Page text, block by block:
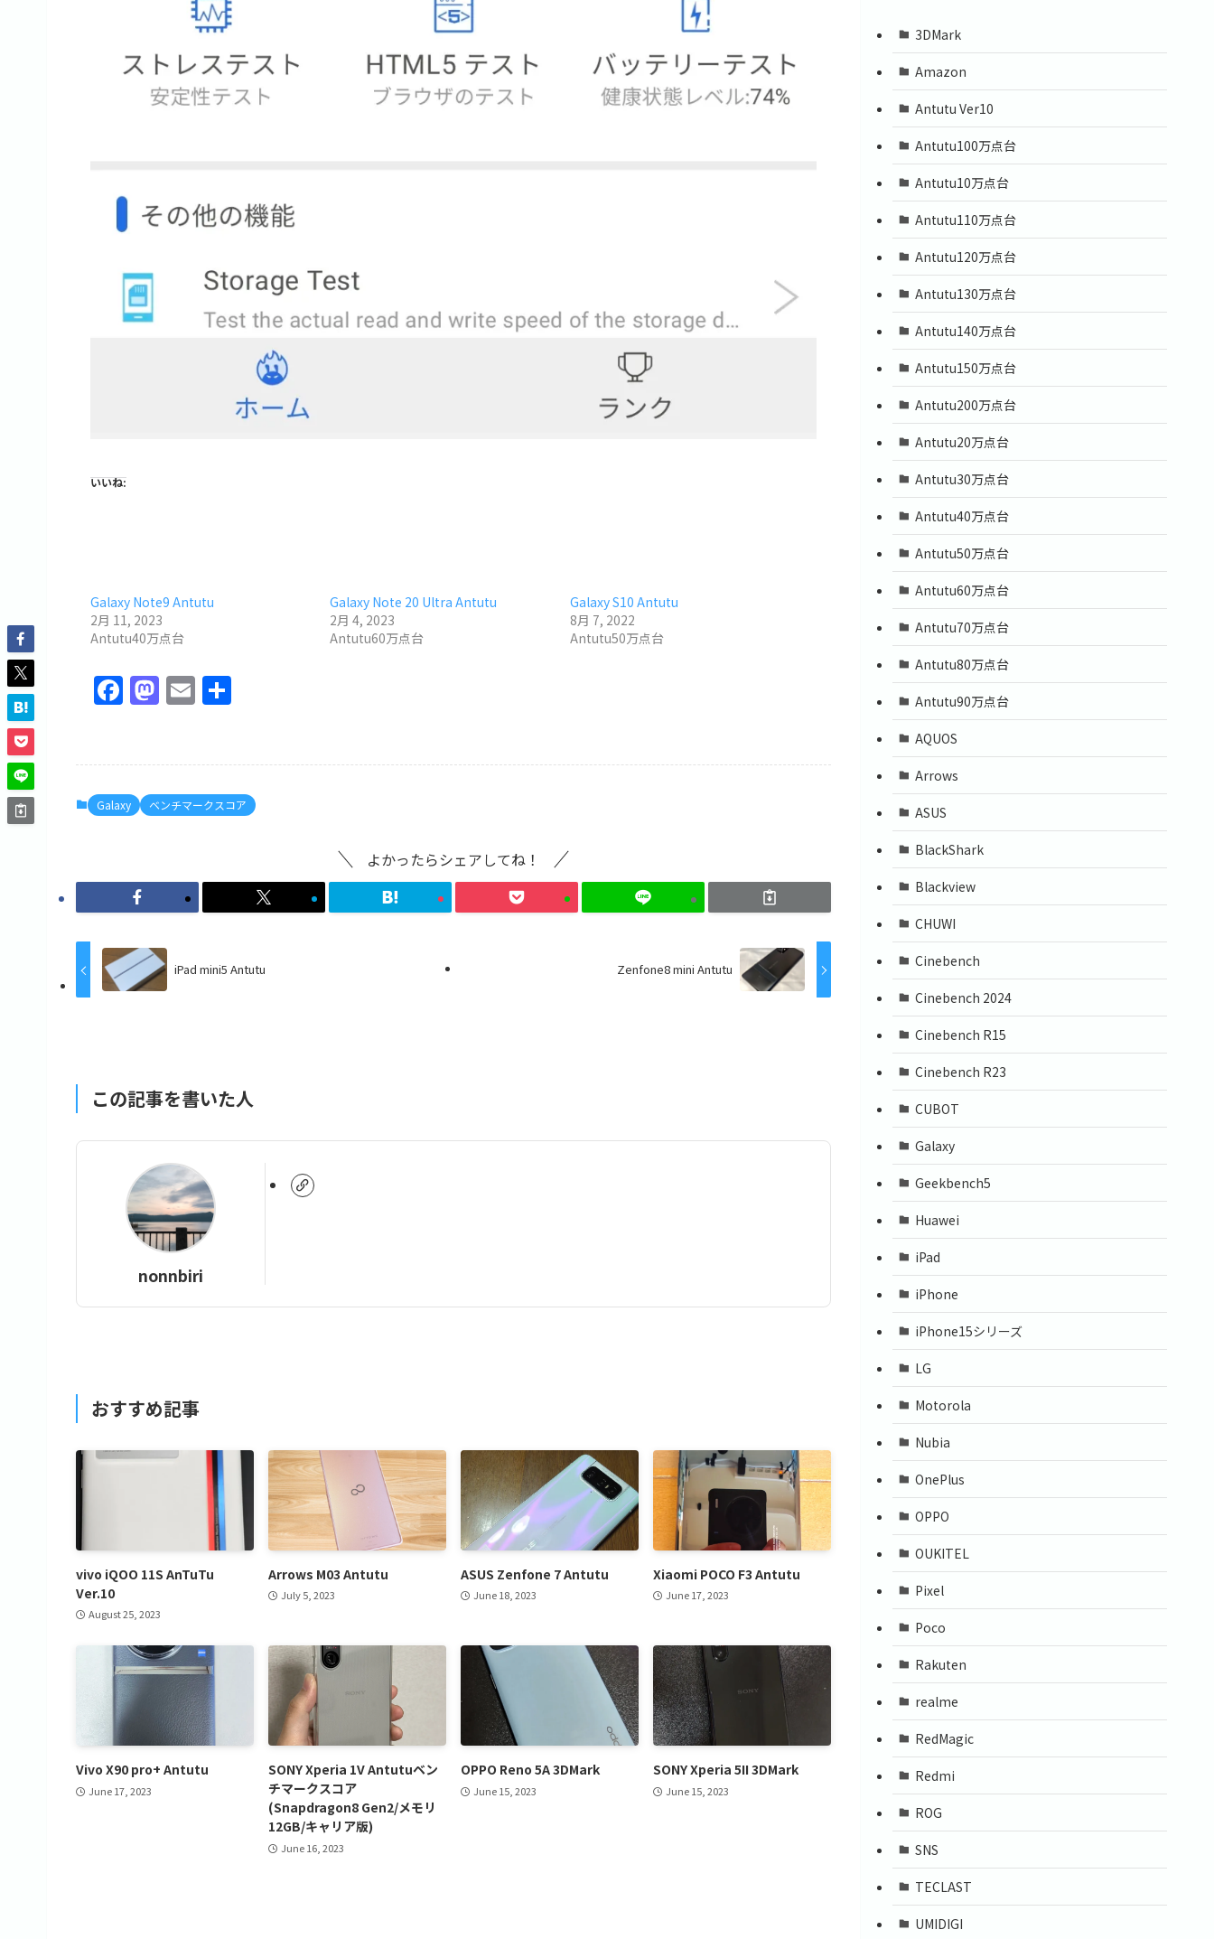
いいね:
Galaxy Note9 Antutu
2月 11, 2023
Antutu40万点台
Galaxy Note 20 Ultra Antutu
2月 4, 2023
Antutu60万点台
Galaxy S10 Antutu
8月 7, 2022
Antutu50万点台
F
a
e
b
k
M
a
o
d
E
m
l
Galaxy ベンチマークスコア
よかったらシェアしてね！
iPad mini5 Antutu Zenfone8 mini Antutu
この記事を書いた人
nonnbiri
おすすめ記事
vivo iQOO 11S AnTuTu
Ver.10
August 25, 2023
Arrows M03 Antutu
July 5, 2023
ASUS Zenfone 7 Antutu
June 18, 2023
Xiaomi POCO F3 Antutu
June 17, 2023
Vivo X90 pro+ Antutu
June 17, 2023
SONY Xperia 1V Antutuベン
チマークスコア
(Snapdragon8 Gen2/メモリ
12GB/キャリア版)
June 16, 2023
OPPO Reno 5A 3DMark
June 15, 2023
SONY Xperia 5II 3DMark
June 15, 2023
3DMark
Amazon
Antutu Ver10
Antutu100万点台
Antutu10万点台
Antutu110万点台
Antutu120万点台
Antutu130万点台
Antutu140万点台
Antutu150万点台
Antutu200万点台
Antutu20万点台
Antutu30万点台
Antutu40万点台
Antutu50万点台
Antutu60万点台
Antutu70万点台
Antutu80万点台
Antutu90万点台
AQUOS
Arrows
ASUS
BlackShark
Blackview
CHUWI
Cinebench
Cinebench 2024
Cinebench R15
Cinebench R23
CUBOT
Galaxy
Geekbench5
Huawei
iPad
iPhone
iPhone15シリーズ
LG
Motorola
Nubia
OnePlus
OPPO
OUKITEL
Pixel
Poco
Rakuten
realme
RedMagic
Redmi
ROG
SNS
TECLAST
UMIDIGI